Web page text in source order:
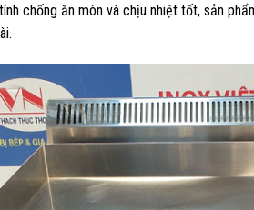
chống ăn mòn và chịu nhiệt tốt, sản